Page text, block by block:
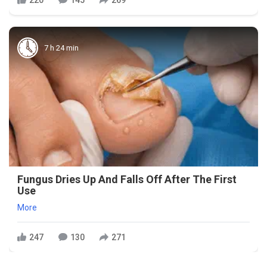
7 h 24 min
Fungus Dries Up And Falls Off After The First
Use
More
247 130 271